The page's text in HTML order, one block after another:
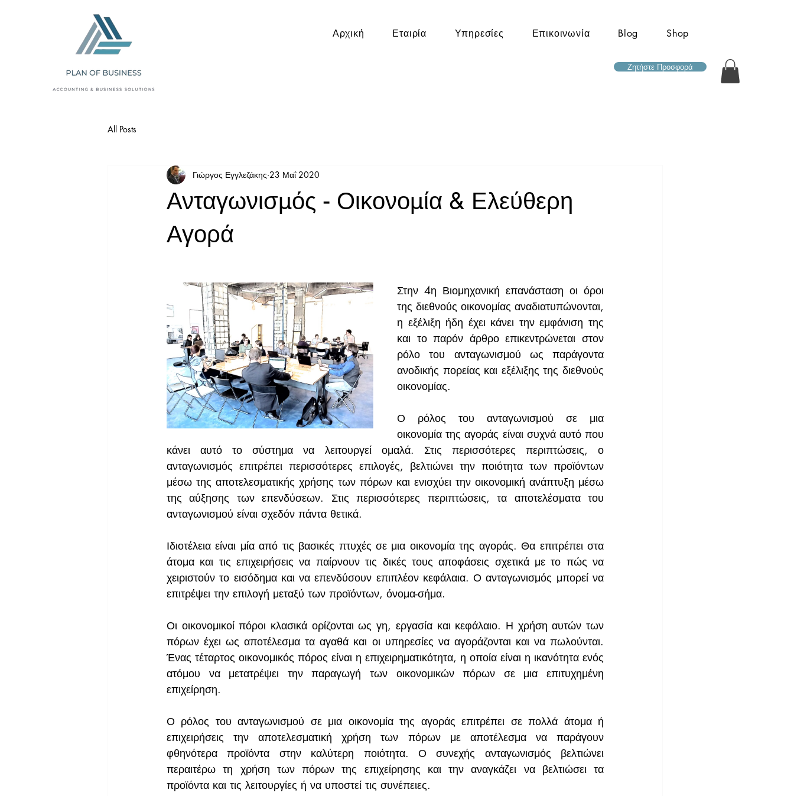
Αρχική Εταιρία Υπηρεσίες Επικοινωνία Blog Shop
Ζητήστε Προσφορά
All Posts
Ανταγωνισμός - Οικονομία & Ελεύθερη
Αγορά
Γιώργος Εγγλεζάκης 23 Μαΐ 2020
Στην 4η Βιομηχανική επανάσταση οι όροι
της διεθνούς οικονομίας αναδιατυπώνονται,
η εξέλιξη ήδη έχει κάνει την εμφάνιση της
και το παρόν άρθρο επικεντρώνεται στον
ρόλο του ανταγωνισμού ως παράγοντα
ανοδικής πορείας και εξέλιξης της διεθνούς
οικονομίας.
Ο ρόλος του ανταγωνισμού σε μια
οικονομία της αγοράς είναι συχνά αυτό που
κάνει αυτό το σύστημα να λειτουργεί ομαλά. Στις περισσότερες περιπτώσεις, ο
ανταγωνισμός επιτρέπει περισσότερες επιλογές, βελτιώνει την ποιότητα των προϊόντων
μέσω της αποτελεσματικής χρήσης των πόρων και ενισχύει την οικονομική ανάπτυξη μέσω
της αύξησης των επενδύσεων. Στις περισσότερες περιπτώσεις, τα αποτελέσματα του
ανταγωνισμού είναι σχεδόν πάντα θετικά.
Ιδιοτέλεια είναι μία από τις βασικές πτυχές σε μια οικονομία της αγοράς. Θα επιτρέπει στα
άτομα και τις επιχειρήσεις να παίρνουν τις δικές τους αποφάσεις σχετικά με το πώς να
χειριστούν το εισόδημα και να επενδύσουν επιπλέον κεφάλαια. Ο ανταγωνισμός μπορεί να
επιτρέψει την επιλογή μεταξύ των προϊόντων, όνομα-σήμα.
Οι οικονομικοί πόροι κλασικά ορίζονται ως γη, εργασία και κεφάλαιο. Η χρήση αυτών των
πόρων έχει ως αποτέλεσμα τα αγαθά και οι υπηρεσίες να αγοράζονται και να πωλούνται.
Ένας τέταρτος οικονομικός πόρος είναι η επιχειρηματικότητα, η οποία είναι η ικανότητα ενός
ατόμου να μετατρέψει την παραγωγή των οικονομικών πόρων σε μια επιτυχημένη
επιχείρηση.
Ο ρόλος του ανταγωνισμού σε μια οικονομία της αγοράς επιτρέπει σε πολλά άτομα ή
επιχειρήσεις την αποτελεσματική χρήση των πόρων με αποτέλεσμα να παράγουν
φθηνότερα προϊόντα στην καλύτερη ποιότητα. Ο συνεχής ανταγωνισμός βελτιώνει
περαιτέρω τη χρήση των πόρων της επιχείρησης και την αναγκάζει να βελτιώσει τα
προϊόντα και τις λειτουργίες ή να υποστεί τις συνέπειες.